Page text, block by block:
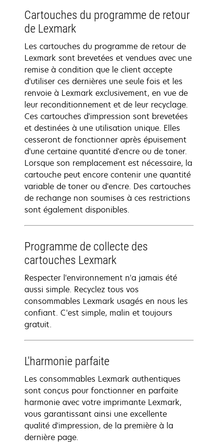
Cartouches du programme de retour
de Lexmark
Les cartouches du programme de retour de
Lexmark sont brevetées et vendues avec une
remise à condition que le client accepte
d'utiliser ces dernières une seule fois et les
renvoie à Lexmark exclusivement, en vue de
leur reconditionnement et de leur recyclage.
Ces cartouches d'impression sont brevetées
et destinées à une utilisation unique. Elles
cesseront de fonctionner après épuisement
d'une certaine quantité d'encre ou de toner.
Lorsque son remplacement est nécessaire, la
cartouche peut encore contenir une quantité
variable de toner ou d'encre. Des cartouches
de rechange non soumises à ces restrictions
sont également disponibles.
Programme de collecte des
cartouches Lexmark
Respecter l'environnement n'a jamais été
aussi simple. Recyclez tous vos
consommables Lexmark usagés en nous les
confiant. C'est simple, malin et toujours
gratuit.
L'harmonie parfaite
Les consommables Lexmark authentiques
sont conçus pour fonctionner en parfaite
harmonie avec votre imprimante Lexmark,
vous garantissant ainsi une excellente
qualité d'impression, de la première à la
dernière page.